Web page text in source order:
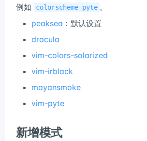
例如
colorscheme pyte 。
peaksea ：默认设置
dracula
vim-colors-solarized
vim-irblack
mayansmoke
vim-pyte
新增模式